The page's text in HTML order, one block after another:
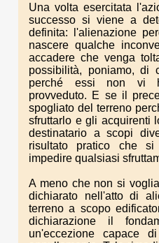
Una volta esercitata
successo si viene a
definita: l'alienazione
nascere qualche
accadere che venga
possibilità, poniamo, di
perché essi non vi
provveduto. E se il
spogliato del terreno
sfruttarlo e gli acquirenti
destinatario a scopi
risultato pratico che
impedire qualsiasi
A meno che non si
dichiarato nell'atto di
terreno a scopo
dichiarazione il
un'eccezione capace